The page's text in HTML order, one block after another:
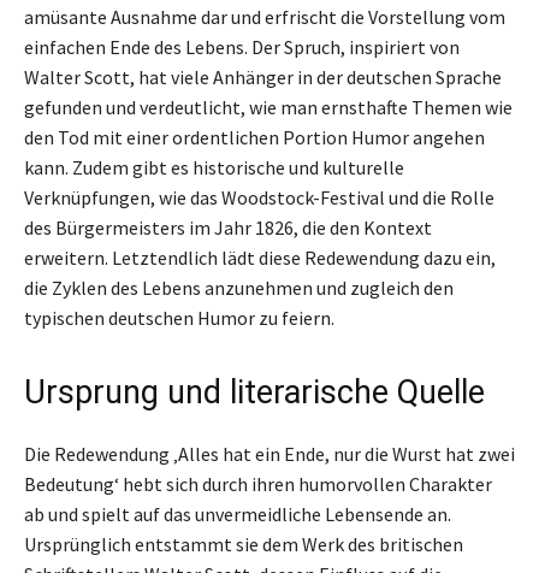
amüsante Ausnahme dar und erfrischt die Vorstellung vom
einfachen Ende des Lebens. Der Spruch, inspiriert von
Walter Scott, hat viele Anhänger in der deutschen Sprache
gefunden und verdeutlicht, wie man ernsthafte Themen wie
den Tod mit einer ordentlichen Portion Humor angehen
kann. Zudem gibt es historische und kulturelle
Verknüpfungen, wie das Woodstock-Festival und die Rolle
des Bürgermeisters im Jahr 1826, die den Kontext
erweitern. Letztendlich lädt diese Redewendung dazu ein,
die Zyklen des Lebens anzunehmen und zugleich den
typischen deutschen Humor zu feiern.
Ursprung und literarische Quelle
Die Redewendung ‚Alles hat ein Ende, nur die Wurst hat zwei
Bedeutung‘ hebt sich durch ihren humorvollen Charakter
ab und spielt auf das unvermeidliche Lebensende an.
Ursprünglich entstammt sie dem Werk des britischen